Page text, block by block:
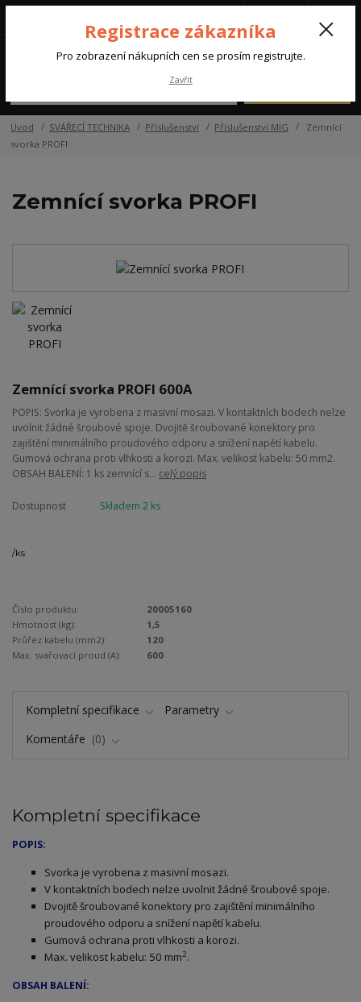
(Po-Pá, 07:00-15:30 hod.)
Úvod SVÁŘECÍ TECHNIKA Příslušenství Příslušenství MIG
Zemnící
svorka PROFI
Zemnící svorka PROFI
Zemnící svorka PROFI 600A
POPIS: Svorka je vyrobena z masivní mosazi. V kontaktních bodech nelze
uvolnit žádné šroubové spoje. Dvojitě šroubované konektory pro
zajištění minimálního proudového odporu a snížení napětí kabelu.
Gumová ochrana proti vlhkosti a korozi. Max. velikost kabelu: 50 mm2.
OBSAH BALENÍ: 1 ks zemnící s... celý popis
Dostupnost Skladem 2 ks
/ks
Číslo produktu:
20005160
Hmotnost (kg):
1,5
Průřez kabelu (mm2):
120
Max. svařovací proud (A):
600
Kompletní specifikace
Parametry
Komentáře
0
Kompletní specifikace
POPIS:
Svorka je vyrobena z masivní mosazi.
V kontaktních bodech nelze uvolnit žádné šroubové spoje.
Dvojitě šroubované konektory pro zajištění minimálního
proudového odporu a snížení napětí kabelu.
Gumová ochrana proti vlhkosti a korozi.
Max. velikost kabelu: 50 mm2.
OBSAH BALENÍ:
Registrace zákazníka
Pro zobrazení nákupních cen se prosím registrujte.
Zavřít